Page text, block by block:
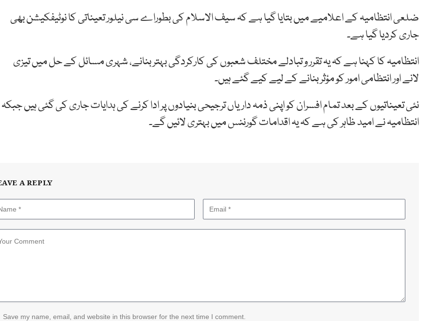
ضلعی انتظامیہ کے اعلامیے میں بتایا گیا ہے کہ سیف الاسلام کی بطوراے سی نیلور تعیناتی کا نوٹیفکیشن بھی
جاری کردیا گیا ہے۔
انتظامیہ کا کہنا ہے کہ یہ تقرر و تبادلے مختلف شعبوں کی کارکردگی بہتر بنانے، شہری مسائل کے حل میں تیزی
لانے اور انتظامی امور کو مؤثر بنانے کے لیے کیے گئے ہیں۔
نئی تعیناتیوں کے بعد تمام افسران کو اپنی ذمہ داریاں ترجیحی بنیادوں پر ادا کرنے کی ہدایات جاری کی گئی ہیں جبکہ
انتظامیہ نے امید ظاہر کی ہے کہ یہ اقدامات گورننس میں بہتری لائیں گے۔
A REPLY
Save my name, email, and website in this browser for the next time I comment.